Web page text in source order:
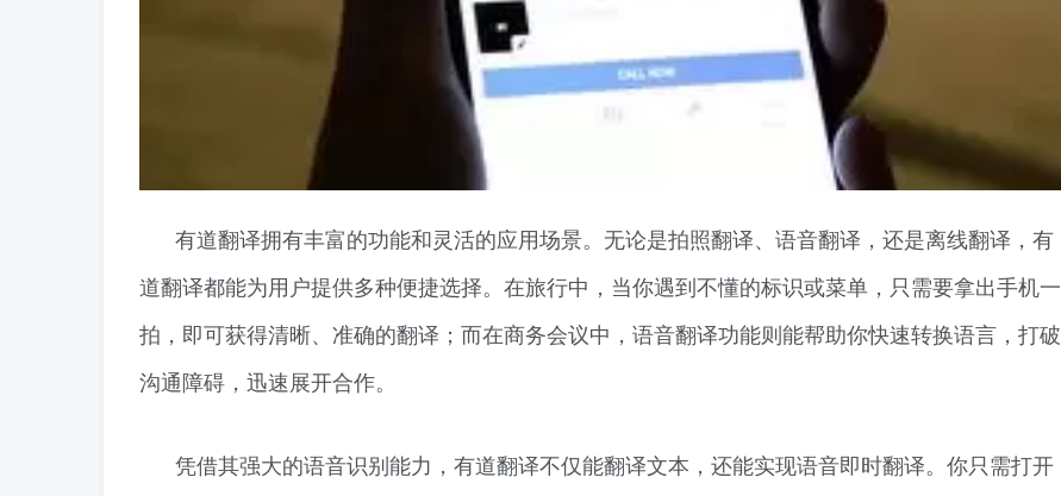
有道翻译拥有丰富的功能和灵活的应用场景。无论是拍照翻译、语音翻译，还是离线翻译，有
道翻译都能为用户提供多种便捷选择。在旅行中，当你遇到不懂的标识或菜单，只需要拿出手机一
拍，即可获得清晰、准确的翻译；而在商务会议中，语音翻译功能则能帮助你快速转换语言，打破
沟通障碍，迅速展开合作。
凭借其强大的语音识别能力，有道翻译不仅能翻译文本，还能实现语音即时翻译。你只需打开